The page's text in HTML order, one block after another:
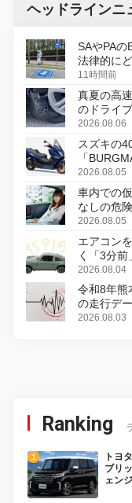
ヘッドラインニ
SAやPAの
法律的に
11時間前
真夏の高
のドライ
2026.08.06
スズキの
「
変更し、8
2026.08.05
車内での
なしの危
2026.08.05
エアコン
く「3分
2026.08.04
令和8年熊
の走行デ
2026.08.03
Ranking
トヨ
ブリ
ェン